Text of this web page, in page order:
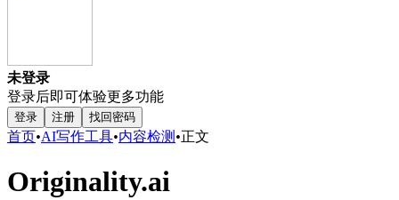
未登录
登录后即可体验更多功能
登录 注册 找回密码
首页•AI写作工具•内容检测 •正文
Originality.ai